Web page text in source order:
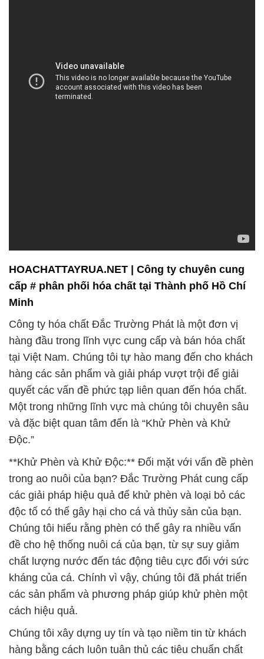
HOACHATTAYRUA.NET | Công ty chuyên cung
cấp # phân phối hóa chất tại Thành phố Hồ Chí
Minh
Công ty hóa chất Đắc Trường Phát là một đơn vị
hàng đầu trong lĩnh vực cung cấp và bán hóa chất
tại Việt Nam. Chúng tôi tự hào mang đến cho khách
hàng các sản phẩm và giải pháp vượt trội để giải
quyết các vấn đề phức tạp liên quan đến hóa chất.
Một trong những lĩnh vực mà chúng tôi chuyên sâu
và đặc biệt quan tâm đến là “Khử Phèn và Khử
Độc.”
**Khử Phèn và Khử Độc:** Đối mặt với vấn đề phèn
trong ao nuôi của bạn? Đắc Trường Phát cung cấp
các giải pháp hiệu quả để khử phèn và loại bỏ các
độc tố có thể gây hại cho cá và thủy sản của bạn.
Chúng tôi hiểu rằng phèn có thể gây ra nhiều vấn
đề cho hệ thống nuôi cá của bạn, từ sự suy giảm
chất lượng nước đến tác động tiêu cực đối với sức
kháng của cá. Chính vì vậy, chúng tôi đã phát triển
các sản phẩm và phương pháp giúp khử phèn một
cách hiệu quả.
Chúng tôi xây dựng uy tín và tạo niềm tin từ khách
hàng bằng cách luôn tuân thủ các tiêu chuẩn chất